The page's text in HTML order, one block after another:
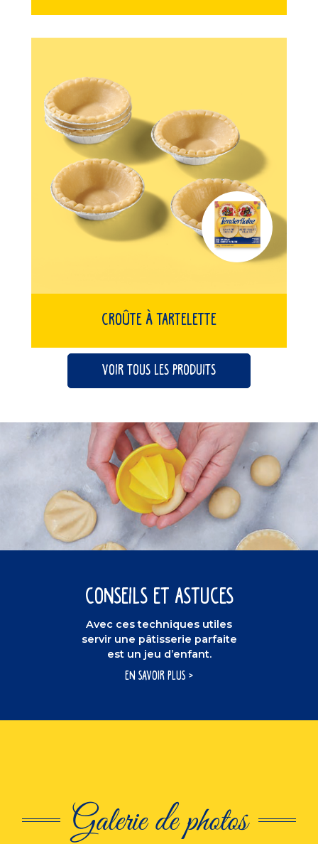
Croûte À Tartelette
Voir tous les produits
Conseils et astuces
Avec ces techniques utiles
servir une pâtisserie parfaite
est un jeu d’enfant.
En savoir plus
Galerie de photos